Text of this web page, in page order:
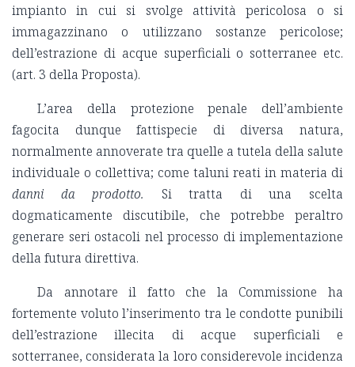
impianto in cui si svolge attività pericolosa o si
immagazzinano o utilizzano sostanze pericolose;
dell’estrazione di acque superficiali o sotterranee etc.
(art. 3 della Proposta).
L’area della protezione penale dell’ambiente
fagocita dunque fattispecie di diversa natura,
normalmente annoverate tra quelle a tutela della salute
individuale o collettiva; come taluni reati in materia di
danni da prodotto. Si tratta di una scelta
dogmaticamente discutibile, che potrebbe peraltro
generare seri ostacoli nel processo di implementazione
della futura direttiva.
Da annotare il fatto che la Commissione ha
fortemente voluto l’inserimento tra le condotte punibili
dell’estrazione illecita di acque superficiali e
sotterranee, considerata la loro considerevole incidenza